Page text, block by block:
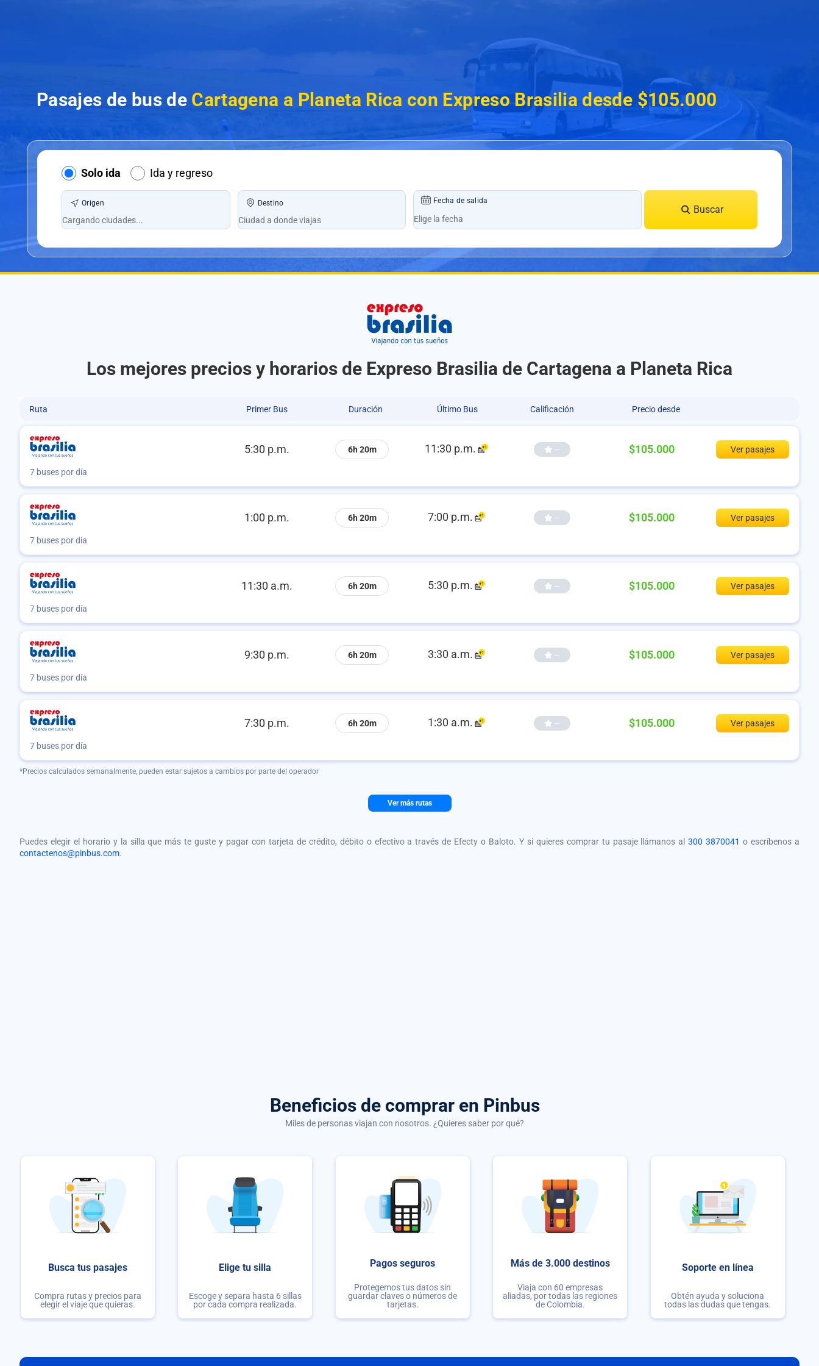
Pasajes de bus de Cartagena a Planeta Rica con Expreso Brasilia desde $105.000
Solo ida Ida y regreso
Origen Destino Fecha de salida
Buscar
Los mejores precios y horarios de Expreso Brasilia de Cartagena a Planeta Rica
Ruta Primer Bus Duración Último Bus Calificación Precio desde
5:30 p.m. 6h 20m 11:30 p.m. -- $105.000 Ver pasajes
7 buses por día
1:00 p.m. 6h 20m 7:00 p.m. -- $105.000 Ver pasajes
7 buses por día
11:30 a.m. 6h 20m 5:30 p.m. -- $105.000 Ver pasajes
7 buses por día
9:30 p.m. 6h 20m 3:30 a.m. -- $105.000 Ver pasajes
7 buses por día
7:30 p.m. 6h 20m 1:30 a.m. -- $105.000 Ver pasajes
7 buses por día
*Precios calculados semanalmente, pueden estar sujetos a cambios por parte del operador
Ver más rutas
Puedes elegir el horario y la silla que más te guste y pagar con tarjeta de crédito, débito o efectivo a través de Efecty o Baloto. Y si quieres comprar tu pasaje llámanos al300 3870041 o escríbenos a
contactenos@pinbus.com.
Beneficios de comprar en Pinbus
Miles de personas viajan con nosotros. ¿Quieres saber por qué?
Busca tus pasajes
Compra rutas y precios para
elegir el viaje que quieras.
Elige tu silla
Escoge y separa hasta 6 sillas
por cada compra realizada.
Pagos seguros
Protegemos tus datos sin
guardar claves o números de
tarjetas.
Más de 3.000 destinos
Viaja con 60 empresas
aliadas, por todas las regiones
de Colombia.
Soporte en línea
Obtén ayuda y soluciona
todas las dudas que tengas.